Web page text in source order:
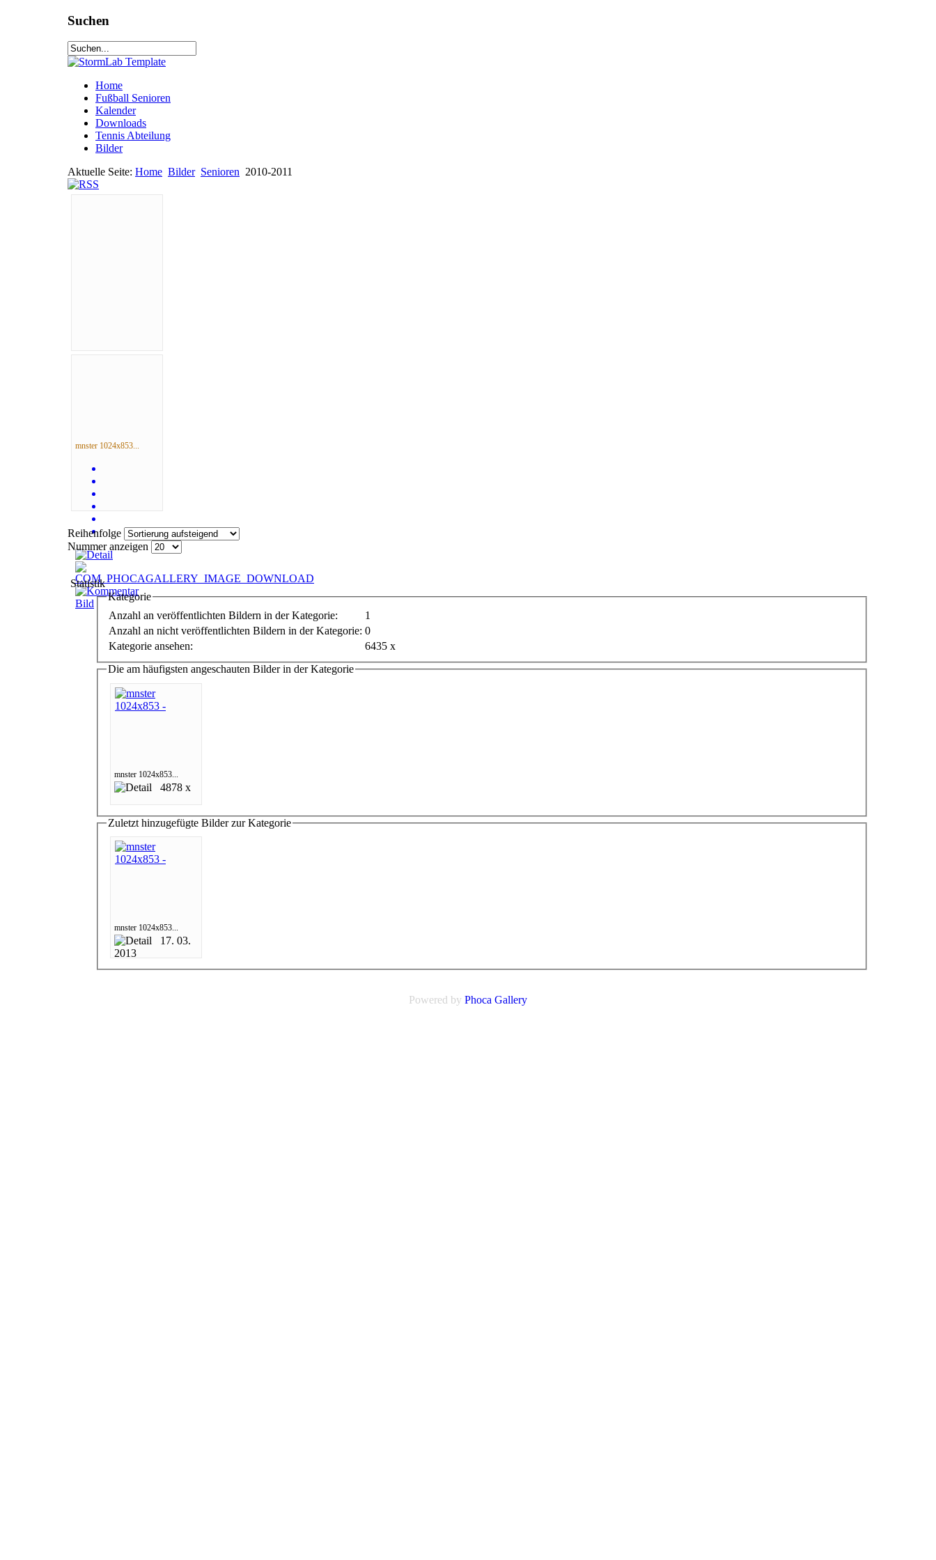
Suchen
Home
Fußball Senioren
Kalender
Downloads
Tennis Abteilung
Bilder
Aktuelle Seite: Home Bilder Senioren 2010-2011
mnster 1024x853...
Reihenfolge
Nummer anzeigen
Statistik
Kategorie
Anzahl an veröffentlichten Bildern in der Kategorie:
1
Anzahl an nicht veröffentlichten Bildern in der Kategorie: 0
Kategorie ansehen:
6435 x
Die am häufigsten angeschauten Bilder in der Kategorie
mnster 1024x853...
4878 x
Zuletzt hinzugefügte Bilder zur Kategorie
mnster 1024x853...
17. 03.
2013
Powered by Phoca Gallery